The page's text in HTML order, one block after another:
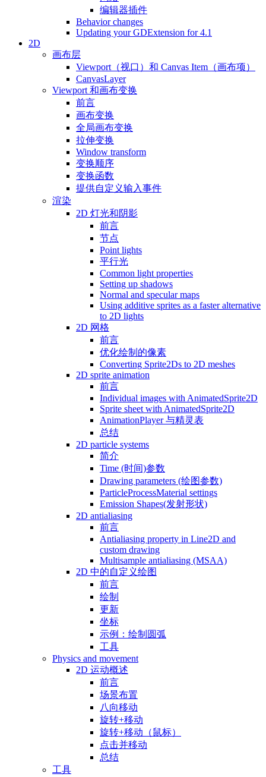
编辑器插件
Behavior changes
Updating your GDExtension for 4.1
2D
画布层
Viewport（视口）和 Canvas Item（画布项）
CanvasLayer
Viewport 和画布变换
前言
画布变换
全局画布变换
拉伸变换
Window transform
变换顺序
变换函数
提供自定义输入事件
渲染
2D 灯光和阴影
前言
节点
Point lights
平行光
Common light properties
Setting up shadows
Normal and specular maps
Using additive sprites as a faster alternative
to 2D lights
2D 网格
前言
优化绘制的像素
Converting Sprite2Ds to 2D meshes
2D sprite animation
前言
Individual images with AnimatedSprite2D
Sprite sheet with AnimatedSprite2D
AnimationPlayer 与精灵表
总结
2D particle systems
简介
Time (时间)参数
Drawing parameters (绘图参数)
ParticleProcessMaterial settings
Emission Shapes(发射形状)
2D antialiasing
前言
Antialiasing property in Line2D and
custom drawing
Multisample antialiasing (MSAA)
2D 中的自定义绘图
前言
绘制
更新
坐标
示例：绘制圆弧
工具
Physics and movement
2D 运动概述
前言
场景布置
八向移动
旋转+移动
旋转+移动（鼠标）
点击并移动
总结
工具